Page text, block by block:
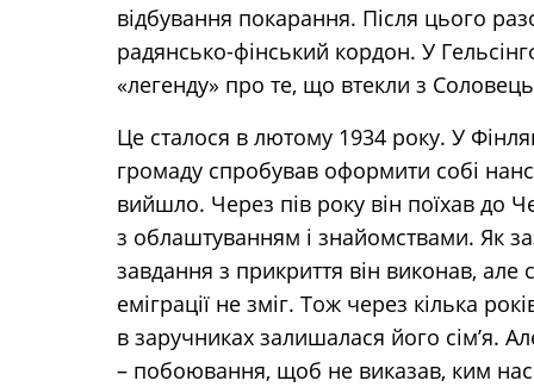
відбування покарання. Після цього
радянсько-фінський кордон. У
«легенду» про те, що втекли з
Це сталося в лютому 1934 року. У
громаду спробував оформити собі
вийшло. Через пів року він поїхав до
з облаштуванням і знайомствами. Як
завдання з прикриття він виконав, але
еміграції не зміг. Тож через кілька
в заручниках залишалася його сім’я.
– побоювання, щоб не виказав, ким